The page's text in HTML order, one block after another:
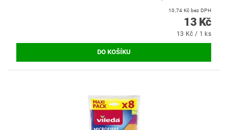
10,74 Kč bez DPH
13 Kč
13 Kč / 1 ks